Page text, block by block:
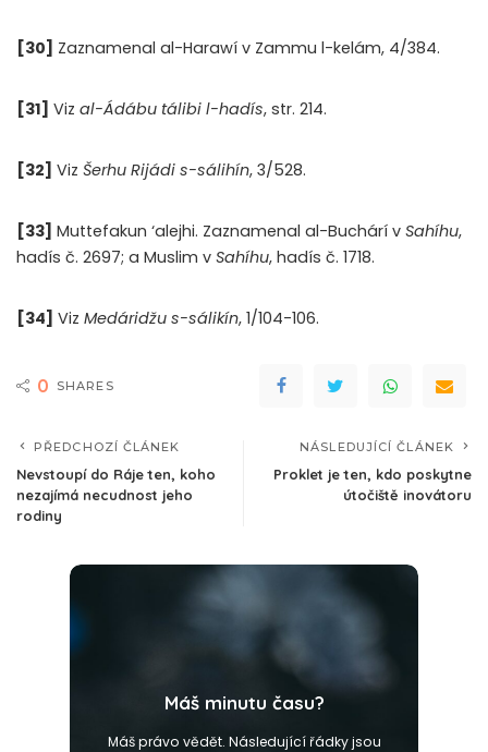
[30] Zaznamenal al-Harawí v Zammu l-kelám, 4/384.
[31] Viz al-Ádábu tálibi l-hadís, str. 214.
[32] Viz Šerhu Rijádi s-sálihín, 3/528.
[33] Muttefakun ‘alejhi. Zaznamenal al-Buchárí v Sahíhu,
hadís č. 2697; a Muslim v Sahíhu, hadís č. 1718.
[34] Viz Medáridžu s-sálikín, 1/104-106.
0 SHARES
PŘEDCHOZÍ ČLÁNEK
Nevstoupí do Ráje ten, koho
nezajímá necudnost jeho
rodiny
NÁSLEDUJÍCÍ ČLÁNEK
Proklet je ten, kdo poskytne
útočiště inovátoru
Máš minutu času?
Máš právo vědět. Následující řádky jsou